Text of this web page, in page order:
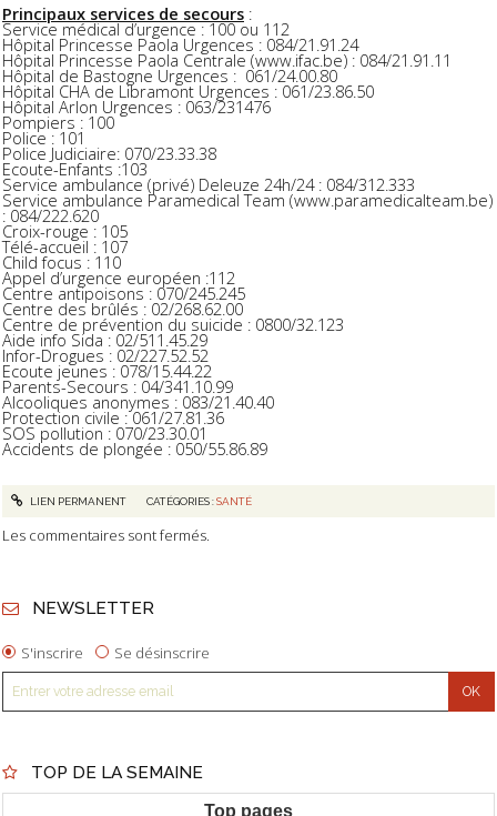
Principaux services de secours :
Service médical d’urgence : 100 ou 112
Hôpital Princesse Paola Urgences : 084/21.91.24
Hôpital Princesse Paola Centrale (www.ifac.be) : 084/21.91.11
Hôpital de Bastogne Urgences : 061/24.00.80
Hôpital CHA de Libramont Urgences : 061/23.86.50
Hôpital Arlon Urgences : 063/231476
Pompiers : 100
Police : 101
Police Judiciaire: 070/23.33.38
Ecoute-Enfants :103
Service ambulance (privé) Deleuze 24h/24 : 084/312.333
Service ambulance Paramedical Team (www.paramedicalteam.be)
: 084/222.620
Croix-rouge : 105
Télé-accueil : 107
Child focus : 110
Appel d’urgence européen :112
Centre antipoisons : 070/245.245
Centre des brûlés : 02/268.62.00
Centre de prévention du suicide : 0800/32.123
Aide info Sida : 02/511.45.29
Infor-Drogues : 02/227.52.52
Ecoute jeunes : 078/15.44.22
Parents-Secours : 04/341.10.99
Alcooliques anonymes : 083/21.40.40
Protection civile : 061/27.81.36
SOS pollution : 070/23.30.01
Accidents de plongée : 050/55.86.89
LIEN PERMANENT CATÉGORIES :SANTÉ
Les commentaires sont fermés.
NEWSLETTER
S'inscrire Se désinscrire
TOP DE LA SEMAINE